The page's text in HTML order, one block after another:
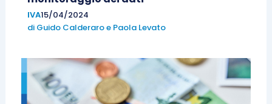
IVA15/04/2024
di Guido Calderaroe Paola Levato